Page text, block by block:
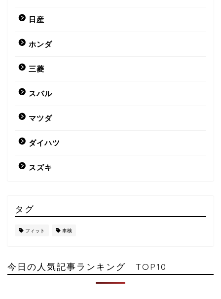
日産
ホンダ
三菱
スバル
マツダ
ダイハツ
スズキ
タグ
フィット 車検
今日の人気記事ランキング TOP10